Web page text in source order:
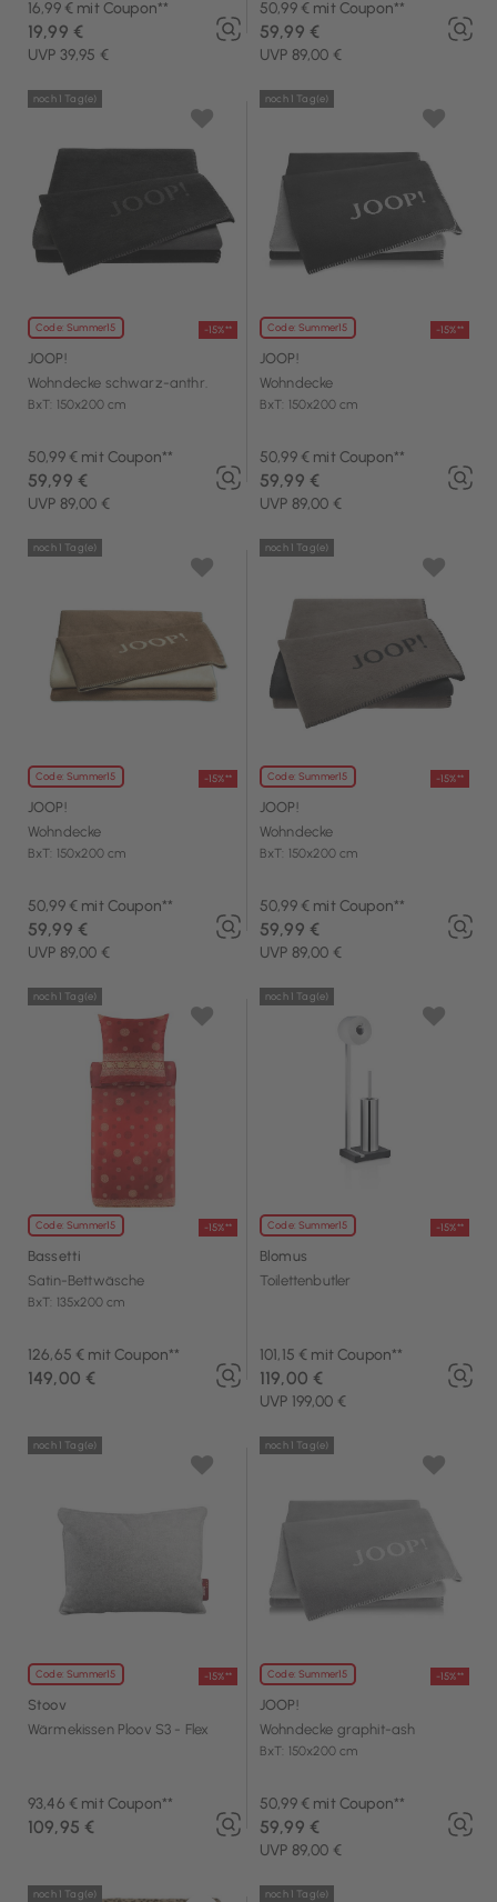
16,99 € mit Coupon**
UVP 39,95 €
19,99 €
50,99 € mit Coupon**
UVP 89,00 €
59,99 €
Code: Summer15 -15%**
noch 1 Tag(e)
JOOP!
Wohndecke schwarz-anthr.
BxT: 150x200 cm
50,99 € mit Coupon**
UVP 89,00 €
59,99 €
Code: Summer15 -15%**
noch 1 Tag(e)
JOOP!
Wohndecke
BxT: 150x200 cm
50,99 € mit Coupon**
UVP 89,00 €
59,99 €
Code: Summer15 -15%**
noch 1 Tag(e)
JOOP!
Wohndecke
BxT: 150x200 cm
50,99 € mit Coupon**
UVP 89,00 €
59,99 €
Code: Summer15 -15%**
noch 1 Tag(e)
JOOP!
Wohndecke
BxT: 150x200 cm
50,99 € mit Coupon**
UVP 89,00 €
59,99 €
Code: Summer15 -15%**
noch 1 Tag(e)
Bassetti
Satin-Bettwäsche
BxT: 135x200 cm
126,65 € mit Coupon**
149,00 €
Code: Summer15 -15%**
noch 1 Tag(e)
Blomus
Toilettenbutler
101,15 € mit Coupon**
UVP 199,00 €
119,00 €
Code: Summer15 -15%**
noch 1 Tag(e)
Stoov
Wärmekissen Ploov S3 - Flex
93,46 € mit Coupon**
109,95 €
Code: Summer15 -15%**
noch 1 Tag(e)
JOOP!
Wohndecke graphit-ash
BxT: 150x200 cm
50,99 € mit Coupon**
UVP 89,00 €
59,99 €
noch 1 Tag(e) noch 1 Tag(e)